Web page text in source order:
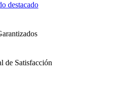
destacado
de Satisfacción